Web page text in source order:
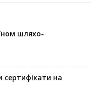
шляхо-
сертифікати на